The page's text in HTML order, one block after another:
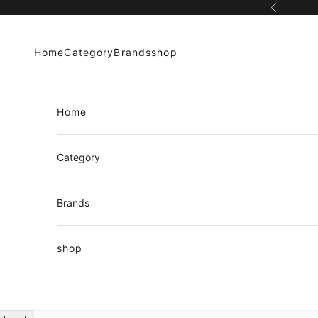
前へ
HomeCategoryBrandsshop
Home
Category
Brands
shop